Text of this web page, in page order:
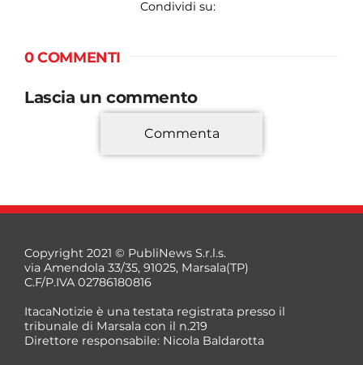
Condividi su:
0 COMMENTI
Lascia un commento
*
Commenta
Copyright 2021 © PubliNews S.r.l.s.
via Amendola 33/35, 91025, Marsala(TP)
C.F/P.IVA 02786180816
ItacaNotizie è una testata registrata presso il
tribunale di Marsala con il n.219
Direttore responsabile: Nicola Baldarotta